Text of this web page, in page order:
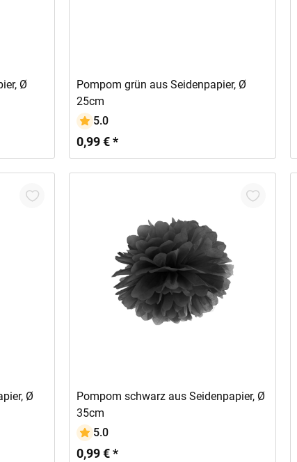
Ø
Pompom grün aus Seidenpapier, Ø
25cm
5.0
0,99 € *
Ø
Pompom schwarz aus Seidenpapier, Ø
35cm
5.0
0,99 € *